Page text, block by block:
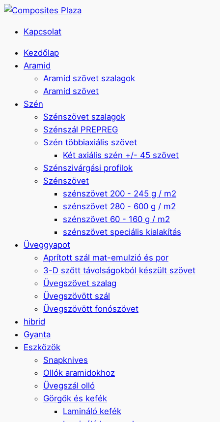
Kapcsolat
Kezdőlap
Aramid
Aramid szövet szalagok
Aramid szövet
Szén
Szénszövet szalagok
Szénszál PREPREG
Szén többiaxiális szövet
Két axiális szén +/- 45 szövet
Szénszivárgási profilok
Szénszövet
szénszövet 200 - 245 g / m2
szénszövet 280 - 600 g / m2
szénszövet 60 - 160 g / m2
szénszövet speciális kialakítás
Üveggyapot
Aprított szál mat-emulzió és por
3-D szőtt távolságokból készült szövet
Üvegszövet szalag
Üvegszövött szál
Üvegszövött fonószövet
hibrid
Gyanta
Eszközök
Snapknives
Ollók aramidokhoz
Üvegszál olló
Görgők és kefék
Lamináló kefék